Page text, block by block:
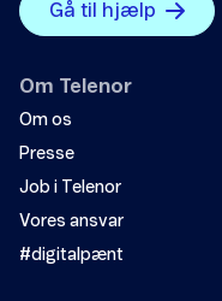
Gå til hjælp
Om Telenor
Om os
Presse
Job i Telenor
Vores ansvar
#digitalpænt